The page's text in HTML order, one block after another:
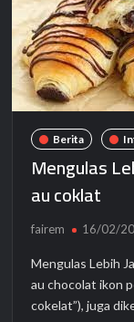
Berita
Mengulas
au coklat
fairem 16/02/
Mengulas Lebih
au chocolat ikon
cokelat”), juga